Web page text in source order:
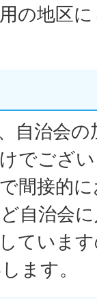
の地区
自治会
でござ
間接的
自治会
ていま
ます。